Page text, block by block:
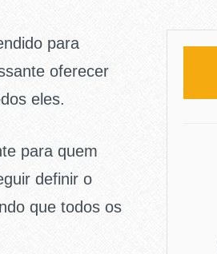
para
oferecer
eles.
para quem
definir o
que todos os